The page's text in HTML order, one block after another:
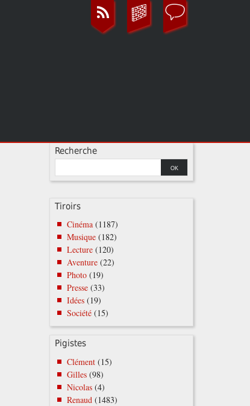
Recherche
Tiroirs
Cinéma (1187)
Musique (182)
Lecture (120)
Aventure (22)
Photo (19)
Presse (33)
Idées (19)
Société (15)
Pigistes
Clément (15)
Gilles (98)
Nicolas (4)
Renaud (1483)